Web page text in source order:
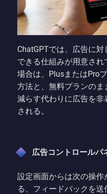
ChatGPTでは、広告に
できる仕組みが用意さ
場合は、PlusまたはPro
方法と、無料プランの
減らす代わりに広告を
される。
広告コントロールパ
設定画面からは次の操
る、フィードバックを